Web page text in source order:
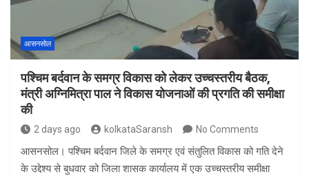
आसनसोल
पश्चिम बर्दवान के समग्र विकास को लेकर उच्चस्तरीय बैठक,
मंत्री अग्निमित्रा पाल ने विकास योजनाओं की प्रगति की समीक्षा
की
2 days ago kolkataSaransh No Comments
आसनसोल। पश्चिम बर्दवान जिले के समग्र एवं संतुलित विकास को गति देने
के उद्देश्य से बुधवार को जिला शासक कार्यालय में एक उच्चस्तरीय समीक्षा